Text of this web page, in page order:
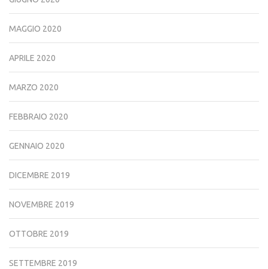
MAGGIO 2020
APRILE 2020
MARZO 2020
FEBBRAIO 2020
GENNAIO 2020
DICEMBRE 2019
NOVEMBRE 2019
OTTOBRE 2019
SETTEMBRE 2019